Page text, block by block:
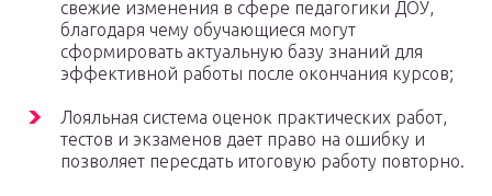
свежие изменения в сфере педагогики ДОУ,
благодаря чему обучающиеся могут
сформировать актуальную базу знаний для
эффективной работы после окончания курсов;
Лояльная система оценок практических работ,
тестов и экзаменов дает право на ошибку и
позволяет пересдать итоговую работу повторно.